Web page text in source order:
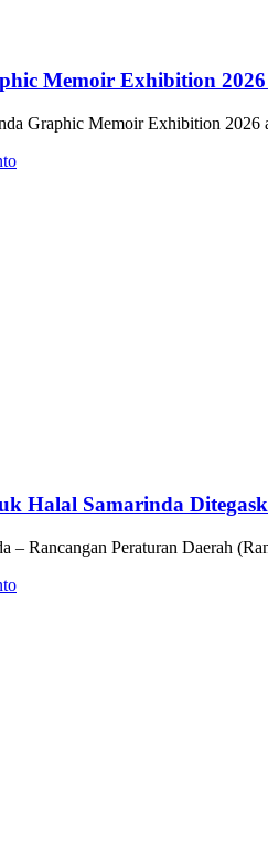
Memoir Exhibition
Graphic Memoir Exhibition
Halal Samarinda
– Rancangan Peraturan Daerah